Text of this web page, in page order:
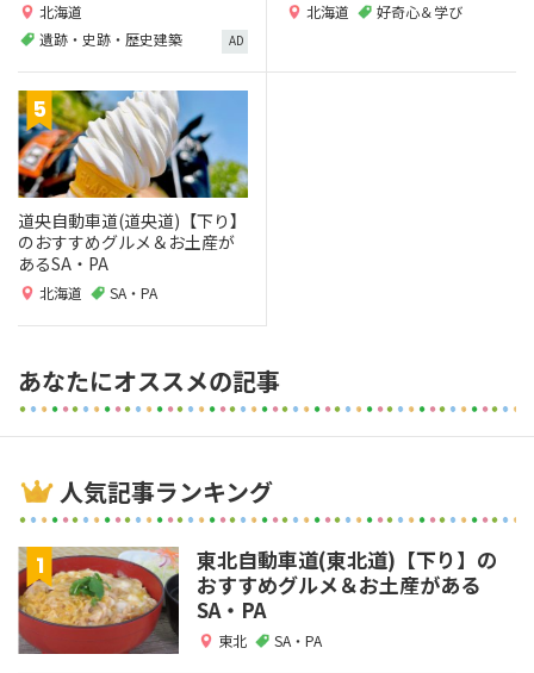
北海道
遺跡・史跡・歴史建築
AD
北海道 好奇心＆学び
道央自動車道(道央道)【下り】
のおすすめグルメ＆お土産が
あるSA・PA
北海道 SA・PA
あなたにオススメの記事
人気記事ランキング
東北自動車道(東北道)【下り】の
おすすめグルメ＆お土産がある
SA・PA
東北 SA・PA